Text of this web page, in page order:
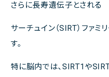
さらに長寿遺伝子とされる
サーチュイン（SIRT）ファ
す。
特に脳内では、SIRT1や